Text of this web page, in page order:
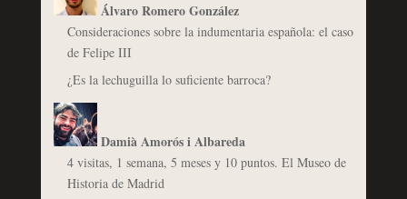
Álvaro Romero González
Consideraciones sobre la indumentaria española: el caso
de Felipe III
¿Es la lechuguilla lo suficiente barroca?
Damià Amorós i Albareda
4 visitas, 1 semana, 5 meses y 10 puntos. El Museo de
Historia de Madrid